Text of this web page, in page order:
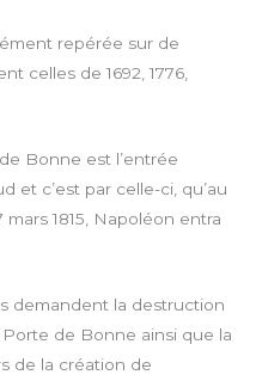
repérée sur de
celles de 1692, 1776,
Bonne est l’entrée
et c’est par celle-ci, qu’au
mars 1815, Napoléon entra
demandent la destruction
de Bonne ainsi que la
de la création de